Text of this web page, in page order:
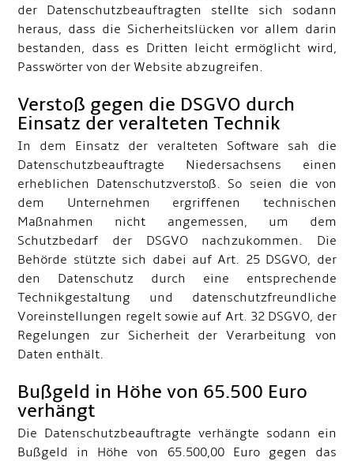
der Datenschutzbeauftragten stellte sich sodann
heraus, dass die Sicherheitslücken vor allem darin
bestanden, dass es Dritten leicht ermöglicht wird,
Passwörter von der Website abzugreifen.
Verstoß gegen die DSGVO durch
Einsatz der veralteten Technik
In dem Einsatz der veralteten Software sah die
Datenschutzbeauftragte Niedersachsens einen
erheblichen Datenschutzverstoß. So seien die von
dem Unternehmen ergriffenen technischen
Maßnahmen nicht angemessen, um dem
Schutzbedarf der DSGVO nachzukommen. Die
Behörde stützte sich dabei auf Art. 25 DSGVO, der
den Datenschutz durch eine entsprechende
Technikgestaltung und datenschutzfreundliche
Voreinstellungen regelt sowie auf Art. 32 DSGVO, der
Regelungen zur Sicherheit der Verarbeitung von
Daten enthält.
Bußgeld in Höhe von 65.500 Euro
verhängt
Die Datenschutzbeauftragte verhängte sodann ein
Bußgeld in Höhe von 65.500,00 Euro gegen das